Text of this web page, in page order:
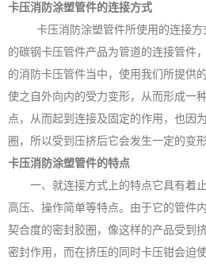
卡压消防涂塑管件的连接方式
卡压消防涂塑管件所使用的连接方
的碳钢卡压管件产品为管道的连接管件
的消防卡压管件当中，使用我们所提供
使之自外向内的受力变形，从而形成一
点，从而起到连接及固定的作用，也因
圈，所以受到压挤后它会发生一定的变
卡压消防涂塑管件的特点
一、就连接方式上的特点它具有着
高压、操作简单等特点。由于它的管件
契合度的密封胶圈，像这样的产品受到
密封作用，而在挤压的同时卡压钳会迫